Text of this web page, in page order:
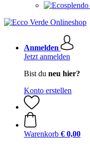
Anmelden
Jetzt anmelden
Bist du neu hier?
Konto erstellen
Warenkorb € 0,00